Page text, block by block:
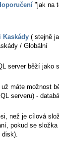
"jak na
Kaskády ( stejně
/ Globální
server běží jako
máte možnost
serveru) -
než je cílová
pokud se složka